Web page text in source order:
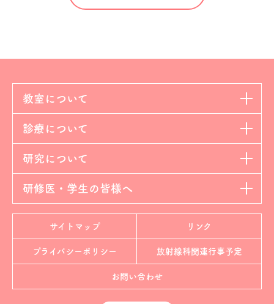
教室について
診療について
研究について
研修医・学生の皆様へ
サイトマップ リンク
プライバシーポリシー 放射線科関連行事予定
お問い合わせ